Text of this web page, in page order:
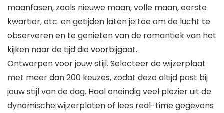
maanfasen, zoals nieuwe maan, volle maan, eerste
kwartier, etc. en getijden laten je toe om de lucht te
observeren en te genieten van de romantiek van het
kijken naar de tijd die voorbijgaat.
Ontworpen voor jouw stijl. Selecteer de wijzerplaat
met meer dan 200 keuzes, zodat deze altijd past bij
jouw stijl van de dag. Haal oneindig veel plezier uit de
dynamische wijzerplaten of lees real-time gegevens